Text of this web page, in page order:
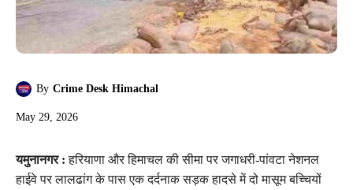
By Crime Desk Himachal
May 29, 2026
यमुनानगर : हरियाणा और हिमाचल की सीमा पर जगाधरी-पांवटा नेशनल
हाईवे पर लालढांग के पास एक दर्दनाक सड़क हादसे में दो मासूम बच्चियों